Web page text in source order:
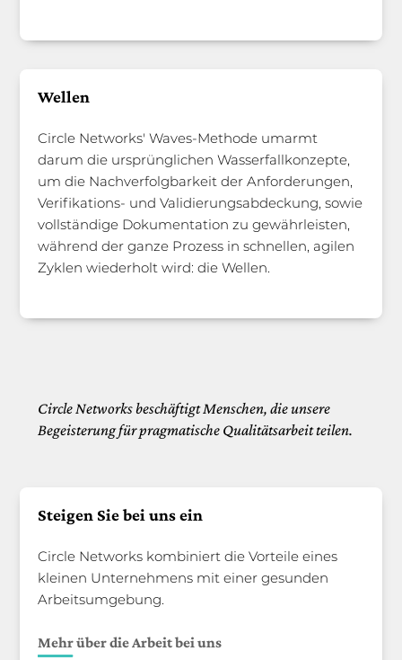
Wellen
Circle Networks' Waves-Methode umarmt
darum die ursprünglichen Wasserfallkonzepte,
um die Nachverfolgbarkeit der Anforderungen,
Verifikations- und Validierungsabdeckung, sowie
vollständige Dokumentation zu gewährleisten,
während der ganze Prozess in schnellen, agilen
Zyklen wiederholt wird: die Wellen.
Circle Networks beschäftigt Menschen, die unsere
Begeisterung für pragmatische Qualitätsarbeit teilen.
Steigen Sie bei uns ein
Circle Networks kombiniert die Vorteile eines
kleinen Unternehmens mit einer gesunden
Arbeitsumgebung.
Mehr über die Arbeit bei uns